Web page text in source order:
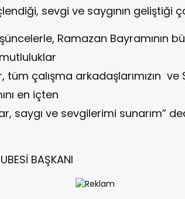
sevgi ve saygının geliştiği
Ramazan Bayramının
çalışma arkadaşlarımızın ve
en içten
saygı ve sevgilerimi sunarım”
BAŞKANI